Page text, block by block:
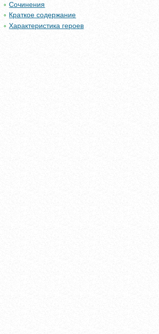
Сочинения
Краткое содержание
Характеристика героев